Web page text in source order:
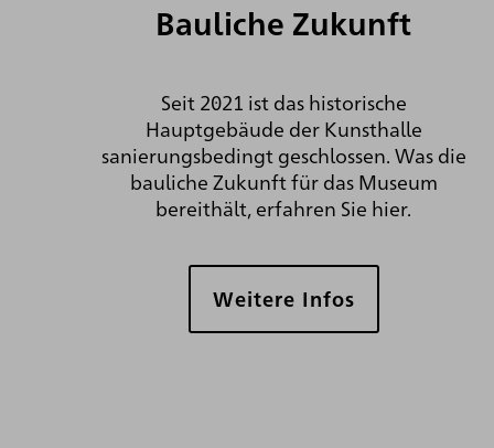
Bauliche Zukunft
Seit 2021 ist das historische
Hauptgebäude der Kunsthalle
sanierungsbedingt geschlossen. Was die
bauliche Zukunft für das Museum
bereithält, erfahren Sie hier.
Weitere Infos